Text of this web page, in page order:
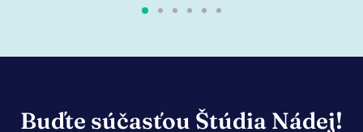
Buďte súčasťou Štúdia Nádej!